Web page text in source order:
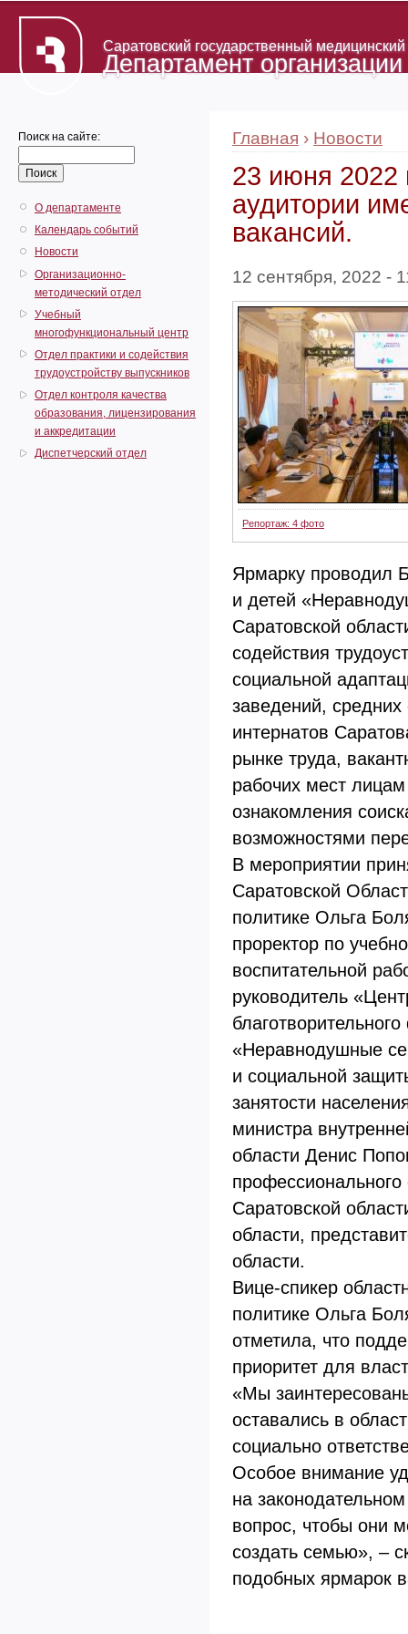
Саратовский государственный
Департамент
Поиск на сайте:
О департаменте
Календарь событий
Новости
Организационно-
методический отдел
Учебный
многофункциональный центр
Отдел практики и содействия
трудоустройству выпускников
Отдел контроля качества
образования, лицензирования
и аккредитации
Диспетчерский отдел
Главная › Новости
23 июня 2022
аудитории
вакансий.
12 сентября, 2022 -
Репортаж: 4 фото
Ярмарку проводил
и детей
Саратовской
содействия
социальной
заведений,
интернатов
рынке труда,
рабочих мест
ознакомления
возможностями
В мероприятии
Саратовской
политике Ольга
проректор по
воспитательной
руководитель
«Неравнодушные
и социальной
занятости
министра
области Денис
Саратовской
области,
области.
Вице-спикер
политике Ольга
отметила, что
приоритет для
«Мы
оставались в
социально
Особое внимание
на
вопрос, чтобы они
создать семью», –
подобных ярмарок